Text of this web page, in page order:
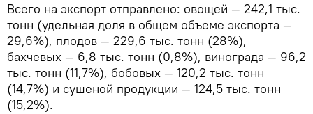
Всего на экспорт отправлено: овощей — 242,1 тыс.
тонн (удельная доля в общем объеме экспорта —
29,6%), плодов — 229,6 тыс. тонн (28%),
бахчевых — 6,8 тыс. тонн (0,8%), винограда — 96,2
тыс. тонн (11,7%), бобовых — 120,2 тыс. тонн
(14,7%) и сушеной продукции — 124,5 тыс. тонн
(15,2%).